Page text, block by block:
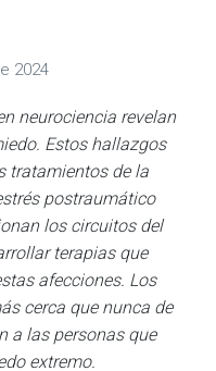
2024
neurociencia revelan
Estos hallazgos
tratamientos de la
postraumático
los circuitos del
terapias que
afecciones. Los
cerca que nunca de
a las personas que
extremo.